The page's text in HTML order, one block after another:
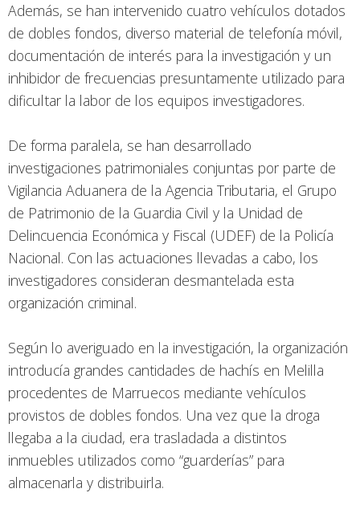
Además, se han intervenido cuatro vehículos dotados
de dobles fondos, diverso material de telefonía móvil,
documentación de interés para la investigación y un
inhibidor de frecuencias presuntamente utilizado para
dificultar la labor de los equipos investigadores.
De forma paralela, se han desarrollado
investigaciones patrimoniales conjuntas por parte de
Vigilancia Aduanera de la Agencia Tributaria, el Grupo
de Patrimonio de la Guardia Civil y la Unidad de
Delincuencia Económica y Fiscal (UDEF) de la Policía
Nacional. Con las actuaciones llevadas a cabo, los
investigadores consideran desmantelada esta
organización criminal.
Según lo averiguado en la investigación, la organización
introducía grandes cantidades de hachís en Melilla
procedentes de Marruecos mediante vehículos
provistos de dobles fondos. Una vez que la droga
llegaba a la ciudad, era trasladada a distintos
inmuebles utilizados como “guarderías” para
almacenarla y distribuirla.